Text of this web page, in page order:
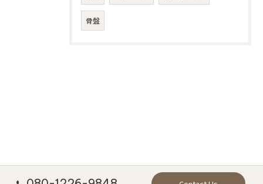
骨盤